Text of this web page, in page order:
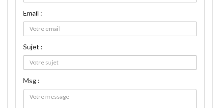
Email :
Sujet :
Msg :